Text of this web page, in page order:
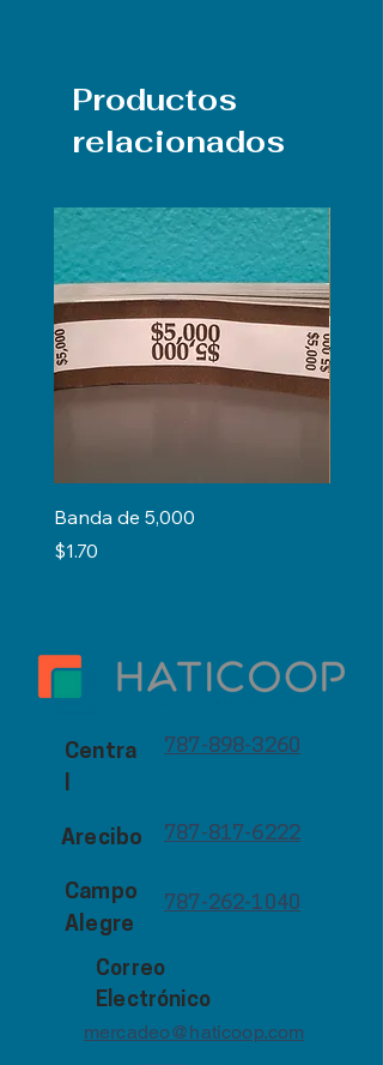
Productos
relacionados
Banda de 5,000
Precio
$1.70
Centra
l
787-898-3260
Arecibo 787-817-6222
Campo
Alegre
787-262-1040
Correo
Electrónico
mercadeo@haticoop.com